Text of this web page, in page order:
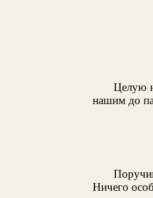
Целую
нашим до
Ничего